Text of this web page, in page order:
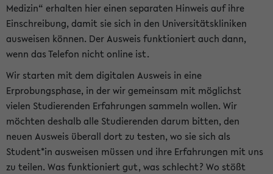
Medizin“ erhalten hier einen separaten Hinweis auf ihre
Einschreibung, damit sie sich in den Universitätskliniken
ausweisen können. Der Ausweis funktioniert auch dann,
wenn das Telefon nicht online ist.
Wir starten mit dem digitalen Ausweis in eine
Erprobungsphase, in der wir gemeinsam mit möglichst
vielen Studierenden Erfahrungen sammeln wollen. Wir
möchten deshalb alle Studierenden darum bitten, den
neuen Ausweis überall dort zu testen, wo sie sich als
Student*in ausweisen müssen und ihre Erfahrungen mit uns
zu teilen. Was funktioniert gut, was schlecht? Wo stößt